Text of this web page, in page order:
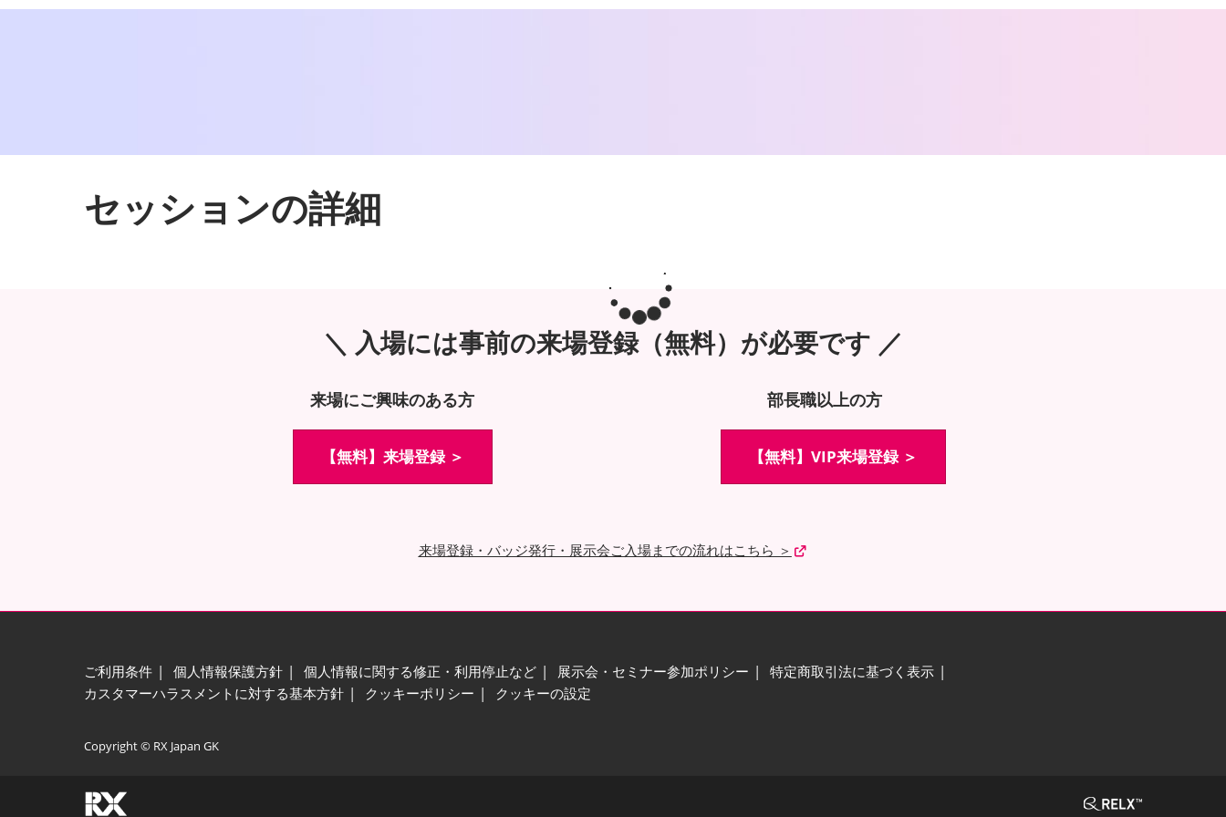
セッションの詳細
＼ 入場には事前の来場登録（無料）が必要です ／
来場にご興味のある方
【無料】来場登録 ＞
部長職以上の方
【無料】VIP来場登録 ＞
来場登録・バッジ発行・展示会ご入場までの流れはこちら ＞
ご利用条件 個人情報保護方針 個人情報に関する修正・利用停止など 展示会・セミナー参加ポリシー
特定商取引法に基づく表示
カスタマーハラスメントに対する基本方針
クッキーポリシー クッキーの設定
Copyright © RX Japan GK